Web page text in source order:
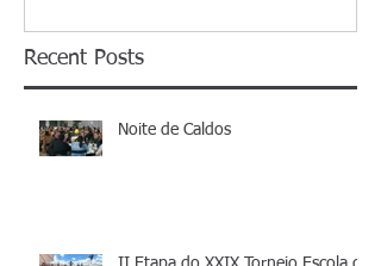
Recent Posts
Noite de Caldos